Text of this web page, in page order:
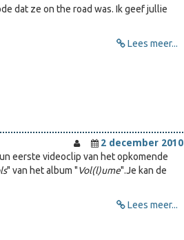
dat ze on the road was. Ik geef jullie
Lees meer...
2 december 2010
eerste videoclip van het opkomende
" van het album "Vol(l)ume".Je kan de
Lees meer...